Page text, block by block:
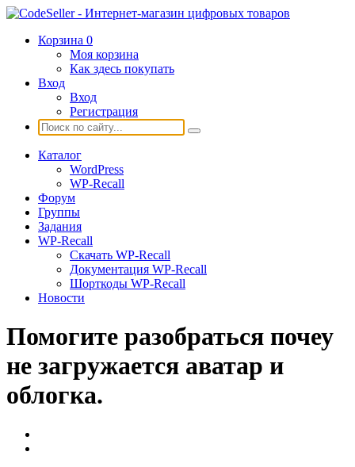
Корзина 0
Моя корзина
Как здесь покупать
Вход
Вход
Регистрация
Каталог
WordPress
WP-Recall
Форум
Группы
Задания
WP-Recall
Скачать WP-Recall
Документация WP-Recall
Шорткоды WP-Recall
Новости
Помогите разобраться почеу
не загружается аватар и
облогка.